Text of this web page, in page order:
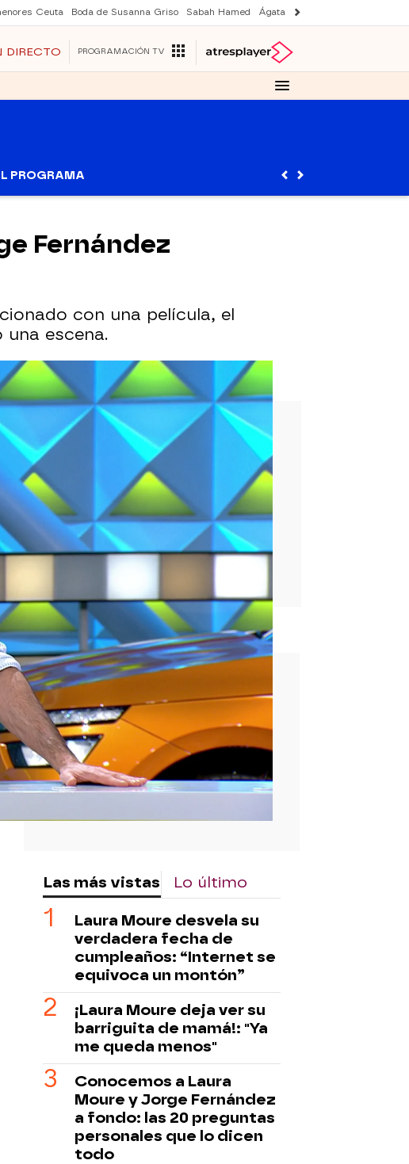
Ceuta Boda de Susanna Griso Sabah Hamed Ágata y Lola
DIRECTO PROGRAMACIÓN TV
PROGRAMA
Fernández
con una película, el
escena.
foto que me saqué con él"
Las más vistas Lo último
Laura Moure desvela su
verdadera fecha de
cumpleaños: “Internet se
equivoca un montón”
¡Laura Moure deja ver su
barriguita de mamá!: "Ya
me queda menos"
Conocemos a Laura
Moure y Jorge Fernández
a fondo: las 20 preguntas
personales que lo dicen
todo